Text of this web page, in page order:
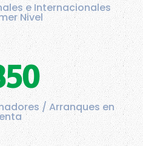
e Internacionales
Nivel
/ Arranques en